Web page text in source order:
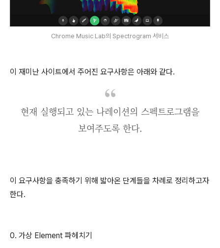
Chrome Music Lab의 Spectrogram 서비스
이 재미난 사이트에서 주어진 요구사항은 아래와 같다.
현재 실행되고 있는 나레이션의 스펙트로그램을
보여주도록 한다.
이 요구사항을 충족하기 위해 밟아온 단계들을 차례로 정리하고자
한다.
0. 가상 Element 파헤치기